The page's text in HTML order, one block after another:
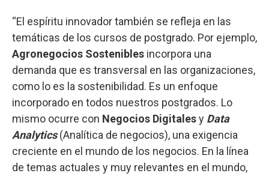
“El espíritu innovador también se refleja en las
temáticas de los cursos de postgrado. Por ejemplo,
Agronegocios Sostenibles incorpora una
demanda que es transversal en las organizaciones,
como lo es la sostenibilidad. Es un enfoque
incorporado en todos nuestros postgrados. Lo
mismo ocurre con Negocios Digitalesy Data
Analytics(Analítica de negocios), una exigencia
creciente en el mundo de los negocios. En la línea
de temas actuales y muy relevantes en el mundo,